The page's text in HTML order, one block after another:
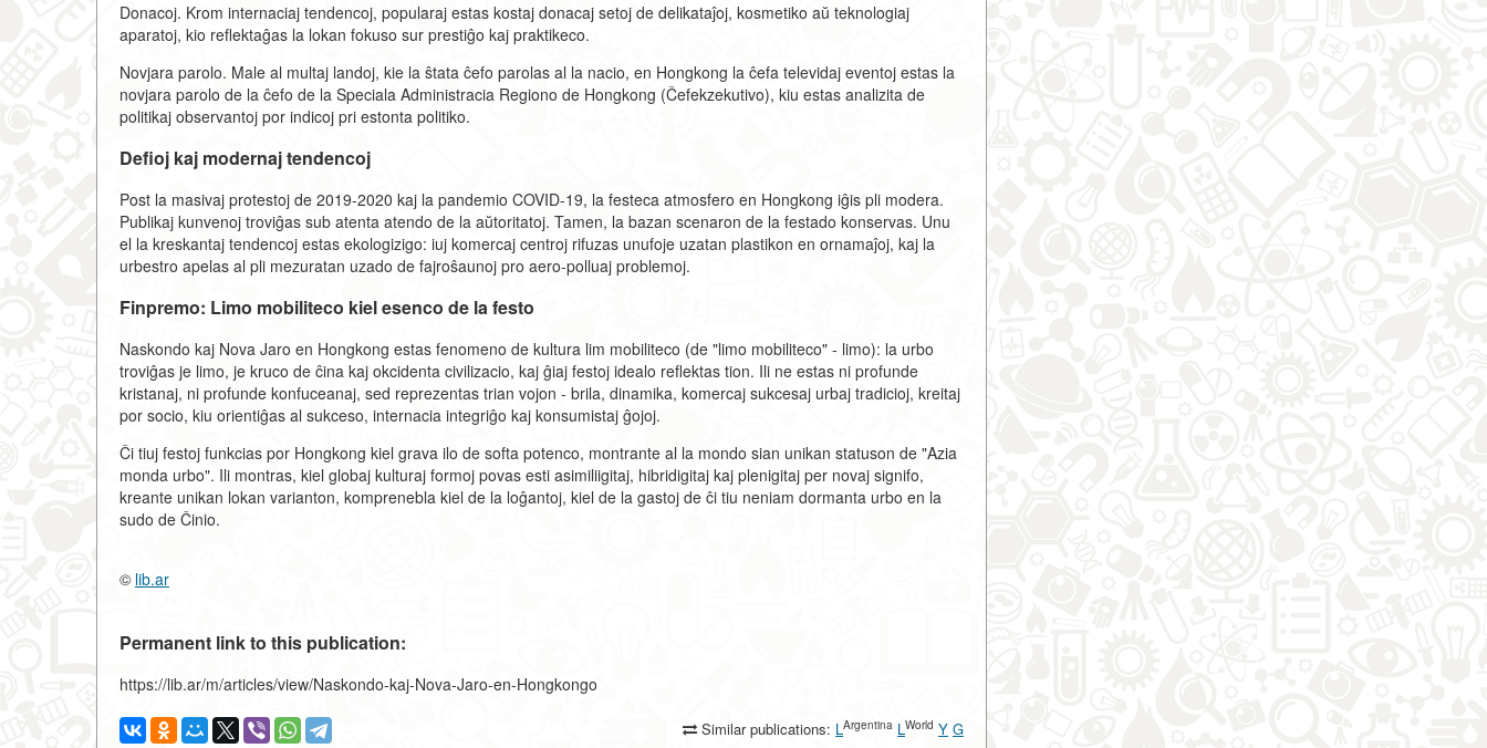
Donacoj. Krom internaciaj tendencoj, popularaj estas kostaj donacaj setoj de delikataĵoj, kosmetiko aŭ teknologiaj
aparatoj, kio reflektaĝas la lokan fokuso sur prestiĝo kaj praktikeco.
Novjara parolo. Male al multaj landoj, kie la ŝtata ĉefo parolas al la nacio, en Hongkong la ĉefa televidaj eventoj estas la
novjara parolo de la ĉefo de la Speciala Administracia Regiono de Hongkong (Ĉefekzekutivo), kiu estas analizita de
politikaj observantoj por indicoj pri estonta politiko.
Defioj kaj modernaj tendencoj
Post la masivaj protestoj de 2019-2020 kaj la pandemio COVID-19, la festeca atmosfero en Hongkong iĝis pli modera.
Publikaj kunvenoj troviĝas sub atenta atendo de la aŭtoritatoj. Tamen, la bazan scenaron de la festado konservas. Unu
el la kreskantaj tendencoj estas ekologizigo: iuj komercaj centroj rifuzas unufoje uzatan plastikon en ornamaĵoj, kaj la
urbestro apelas al pli mezuratan uzado de fajroŝaunoj pro aero-polluaj problemoj.
Finpremo: Limo mobiliteco kiel esenco de la festo
Naskondo kaj Nova Jaro en Hongkong estas fenomeno de kultura lim mobiliteco (de "limo mobiliteco" - limo): la urbo
troviĝas je limo, je kruco de ĉina kaj okcidenta civilizacio, kaj ĝiaj festoj idealo reflektas tion. Ili ne estas ni profunde
kristanaj, ni profunde konfuceanaj, sed reprezentas trian vojon - brila, dinamika, komercaj sukcesaj urbaj tradicioj, kreitaj
por socio, kiu orientiĝas al sukceso, internacia integriĝo kaj konsumistaj ĝojoj.
Ĉi tiuj festoj funkcias por Hongkong kiel grava ilo de softa potenco, montrante al la mondo sian unikan statuson de "Azia
monda urbo". Ili montras, kiel globaj kulturaj formoj povas esti asimiliigitaj, hibridigitaj kaj plenigitaj per novaj signifo,
kreante unikan lokan varianton, komprenebla kiel de la loĝantoj, kiel de la gastoj de ĉi tiu neniam dormanta urbo en la
sudo de Ĉinio.
© lib.ar
Permanent link to this publication:
https://lib.ar/m/articles/view/Naskondo-kaj-Nova-Jaro-en-Hongkongo
Similar publications: LArgentina LWorld Y G